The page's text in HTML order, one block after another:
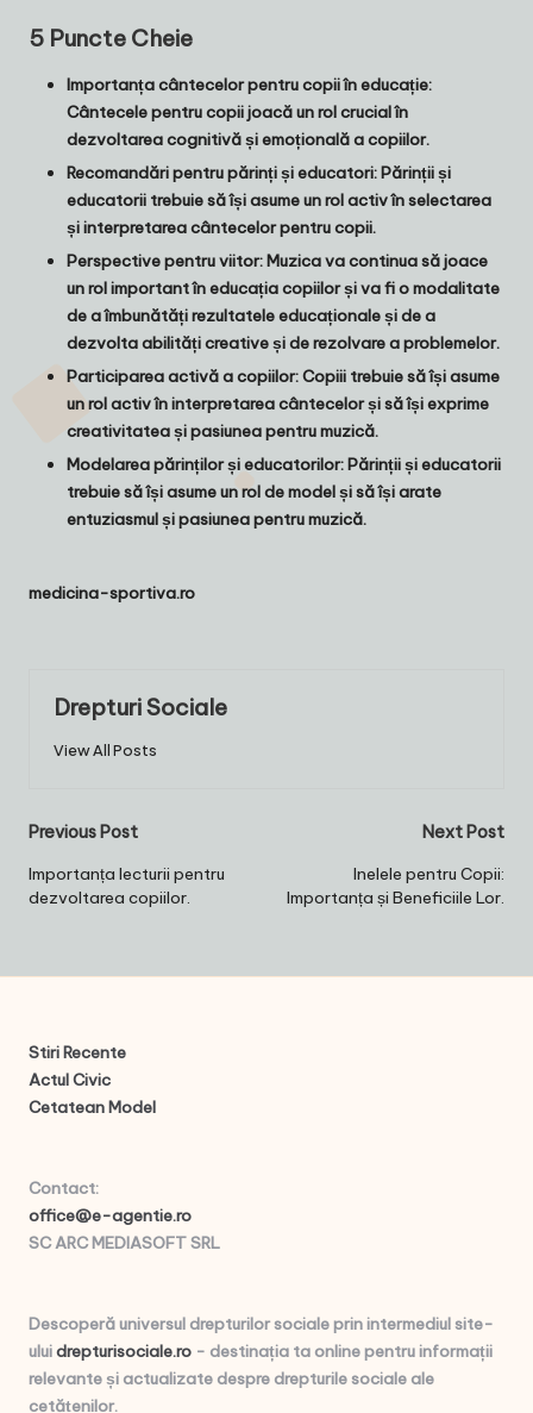
5 Puncte Cheie
Importanța cântecelor pentru copii în educație:
Cântecele pentru copii joacă un rol crucial în
dezvoltarea cognitivă și emoțională a copiilor.
Recomandări pentru părinți și educatori: Părinții și
educatorii trebuie să își asume un rol activ în selectarea
și interpretarea cântecelor pentru copii.
Perspective pentru viitor: Muzica va continua să joace
un rol important în educația copiilor și va fi o modalitate
de a îmbunătăți rezultatele educaționale și de a
dezvolta abilități creative și de rezolvare a problemelor.
Participarea activă a copiilor: Copiii trebuie să își asume
un rol activ în interpretarea cântecelor și să își exprime
creativitatea și pasiunea pentru muzică.
Modelarea părinților și educatorilor: Părinții și educatorii
trebuie să își asume un rol de model și să își arate
entuziasmul și pasiunea pentru muzică.
medicina-sportiva.ro
Drepturi Sociale
View All Posts
Post
navigation
Previous Post
Importanța lecturii pentru
dezvoltarea copiilor.
Next Post
Inelele pentru Copii:
Importanța și Beneficiile Lor.
Stiri Recente
Actul Civic
Cetatean Model
Contact:
office@e-agentie.ro
SC ARC MEDIASOFT SRL
Descoperă universul drepturilor sociale prin intermediul site-
uluidrepturisociale.ro - destinația ta online pentru informații
relevante și actualizate despre drepturile sociale ale
cetățenilor.